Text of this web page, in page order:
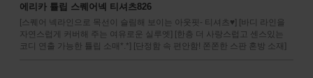
에리카 튤립 스퀘어넥 티셔츠826
[스퀘어 넥라인으로 목선이 슬림해 보이는 아웃핏- 티셔츠♥] [바디 라인을
자연스럽게 커버해 주는 여유로운 실루엣] [한층 더 사랑스럽고 센스있는
코디 연출 가능한 튤립 소매*.*] [단정함 속 편안함! 쫀쫀한 스판 혼방 소재]